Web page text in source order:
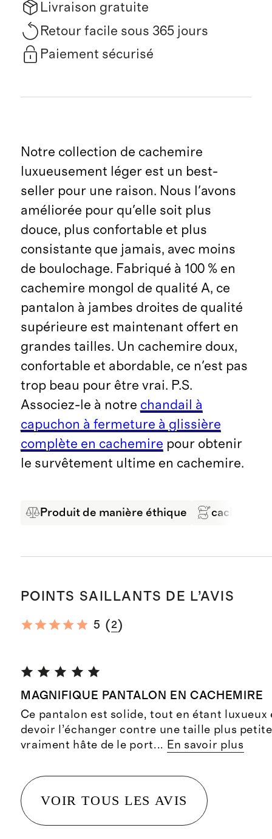
Livraison gratuite
Retour facile sous 365 jours
Paiement sécurisé
Notre collection de cachemire
luxueusement léger est un best-
seller pour une raison. Nous l'avons
améliorée pour qu'elle soit plus
douce, plus confortable et plus
consistante que jamais, avec moins
de boulochage. Fabriqué à 100 % en
cachemire mongol de qualité A, ce
pantalon à jambes droites de qualité
supérieure est maintenant offert en
grandes tailles. Un cachemire doux,
confortable et abordable, ce n'est pas
trop beau pour être vrai. P.S.
Associez-le à notre chandail à
capuchon à fermeture à glissière
complète en cachemire pour obtenir
le survêtement ultime en cachemire.
Produit de manière éthique cachemire
POINTS SAILLANTS DE L’AVIS
5 ( 2)
MAGNIFIQUE PANTALON EN CACHEMIRE
Ce pantalon est solide, tout en étant luxueux
devoir l’échanger contre une taille plus
vraiment hâte de le port... En savoir plus
VOIR TOUS LES AVIS